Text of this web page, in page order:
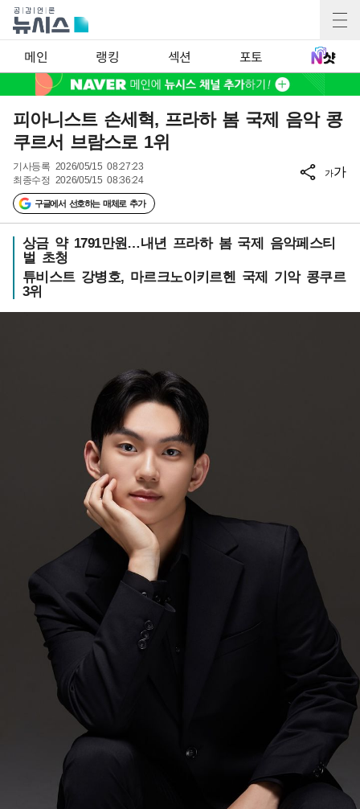
메인 랭킹 섹션 포토
피아니스트 손세혁, 프라하 봄 국제 음악 콩
쿠르서 브람스로 1위
기사등록 2026/05/15 08:27:23
최종수정 2026/05/15 08:36:24
구글에서 선호하는 매체로 추가
가가
상금 약 1791만원…내년 프라하 봄 국제 음악페스티
벌 초청
튜비스트 강병호, 마르크노이키르헨 국제 기악 콩쿠르
3위